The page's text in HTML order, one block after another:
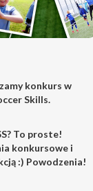
konkurs w
Skills.
To proste!
konkursowe i
:) Powodzenia!